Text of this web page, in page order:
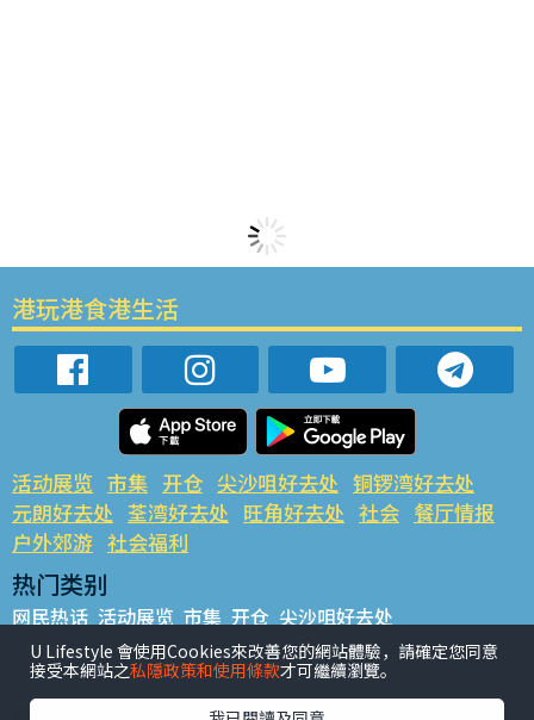
港玩港食港生活
活动展览 市集 开仓 尖沙咀好去处 铜锣湾好去处
元朗好去处 荃湾好去处 旺角好去处 社会 餐厅情报
户外郊游 社会福利
热门类别
网民热话 活动展览 市集 开仓 尖沙咀好去处
铜锣湾好去处 元朗好去处 荃湾好去处 旺角好去处 社会
餐厅情报 户外郊游
U Lifestyle 會使用Cookies來改善您的網站體驗，請確定您同意
接受本網站之私隱政策和使用條款才可繼續瀏覽。